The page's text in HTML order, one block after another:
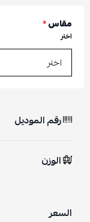
مقاس*
اختر
رقم الموديل
الوزن
السعر